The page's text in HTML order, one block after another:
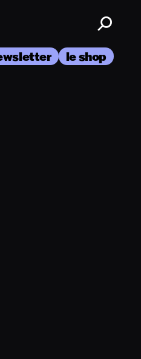
le shop